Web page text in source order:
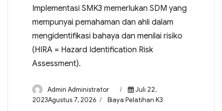
Implementasi SMK3 memerlukan SDM yang
mempunyai pemahaman dan ahli dalam
mengidentifikasi bahaya dan menilai risiko
(HIRA = Hazard Identification Risk
Assessment).
Admin Administrator
Juli 22,
2023Agustus 7, 2026
Biaya Pelatihan K3